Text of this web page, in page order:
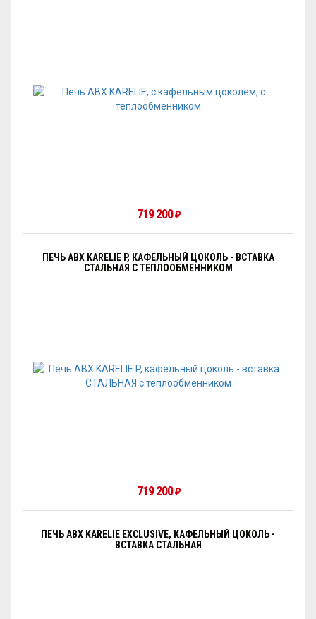
719 200₽
ПЕЧЬ ABX KARELIE P, КАФЕЛЬНЫЙ ЦОКОЛЬ - ВСТАВКА
СТАЛЬНАЯ С ТЕПЛООБМЕННИКОМ
719 200₽
ПЕЧЬ ABX KARELIE EXCLUSIVE, КАФЕЛЬНЫЙ ЦОКОЛЬ -
ВСТАВКА СТАЛЬНАЯ